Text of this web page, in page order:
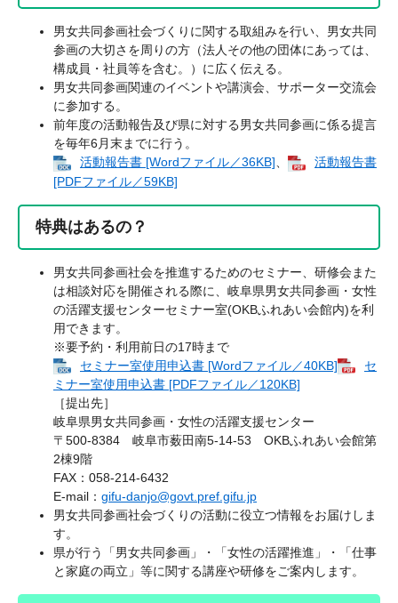
男女共同参画社会づくりに関する取組みを行い、男女共同
参画の大切さを周りの方（法人その他の団体にあっては、
構成員・社員等を含む。）に広く伝える。
男女共同参画関連のイベントや講演会、サポーター交流会
に参加する。
前年度の活動報告及び県に対する男女共同参画に係る提言
を毎年6月末までに行う。
活動報告書 [Wordファイル／36KB]、
活動報告書
[PDFファイル／59KB]
特典はあるの？
男女共同参画社会を推進するためのセミナー、研修会また
は相談対応を開催される際に、岐阜県男女共同参画・女性
の活躍支援センターセミナー室(OKBふれあい会館内)を利
用できます。
※要予約・利用前日の17時まで
セミナー室使用申込書 [Wordファイル／40KB]
セ
ミナー室使用申込書 [PDFファイル／120KB]
［提出先］
岐阜県男女共同参画・女性の活躍支援センター
〒500-8384 岐阜市薮田南5-14-53 OKBふれあい会館第
2棟9階
FAX：058-214-6432
E-mail： gifu-danjo@govt.pref.gifu.jp
男女共同参画社会づくりの活動に役立つ情報をお届けしま
す。
県が行う「男女共同参画」・「女性の活躍推進」・「仕事
と家庭の両立」等に関する講座や研修をご案内します。